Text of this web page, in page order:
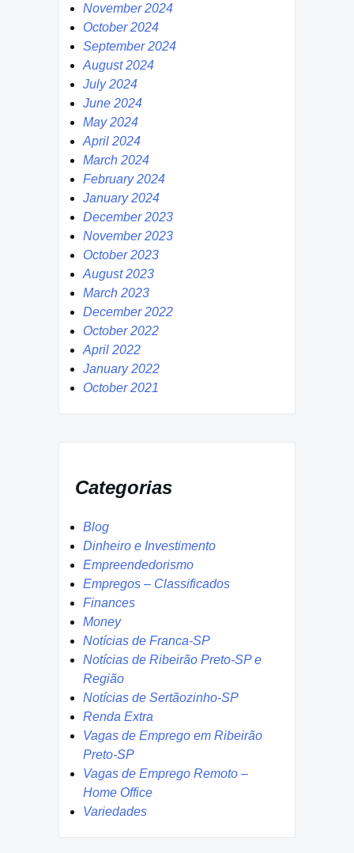
November 2024
October 2024
September 2024
August 2024
July 2024
June 2024
May 2024
April 2024
March 2024
February 2024
January 2024
December 2023
November 2023
October 2023
August 2023
March 2023
December 2022
October 2022
April 2022
January 2022
October 2021
Categorias
Blog
Dinheiro e Investimento
Empreendedorismo
Empregos – Classificados
Finances
Money
Notícias de Franca-SP
Notícias de Ribeirão Preto-SP e
Região
Notícias de Sertãozinho-SP
Renda Extra
Vagas de Emprego em Ribeirão
Preto-SP
Vagas de Emprego Remoto –
Home Office
Variedades